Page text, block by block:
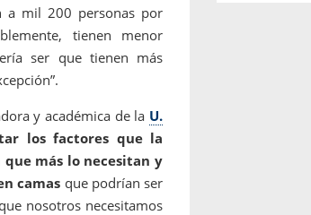
a mil 200 personas por
tienen menor
ser que tienen más
y académica de la U.
los factores que la
más lo necesitan y
camas que podrían ser
nosotros necesitamos